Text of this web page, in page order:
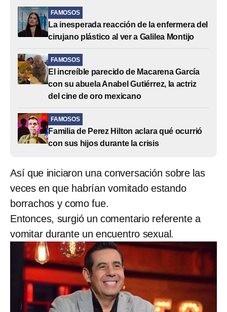
FAMOSOS
La inesperada reacción de la enfermera del
cirujano plástico al ver a Galilea Montijo
FAMOSOS
El increíble parecido de Macarena García
con su abuela Anabel Gutiérrez, la actriz
del cine de oro mexicano
FAMOSOS
Familia de Perez Hilton aclara qué ocurrió
con sus hijos durante la crisis
Así que iniciaron una conversación sobre las
veces en que habrían vomitado estando
borrachos y como fue.
Entonces, surgió un comentario referente a
vomitar durante un encuentro sexual.